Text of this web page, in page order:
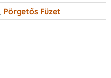
Pörgetős Füzet